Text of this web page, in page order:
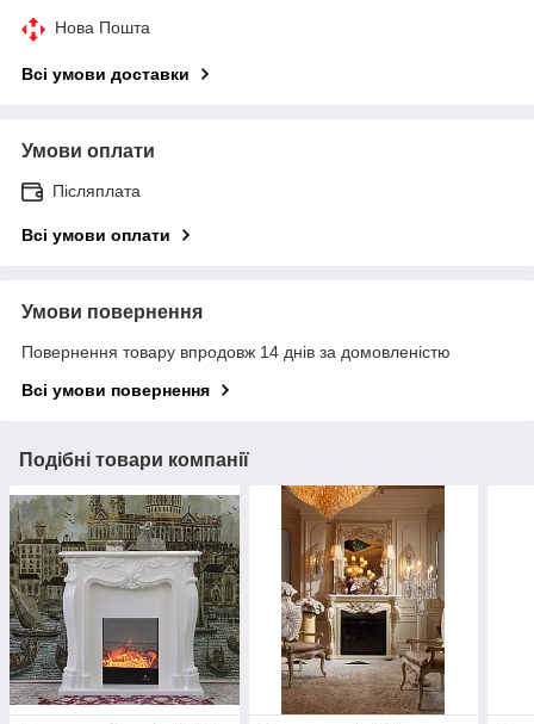
Нова Пошта
Всі умови доставки
Умови оплати
Післяплата
Всі умови оплати
Умови повернення
Повернення товару впродовж 14 днів за домовленістю
Всі умови повернення
Подібні товари компанії